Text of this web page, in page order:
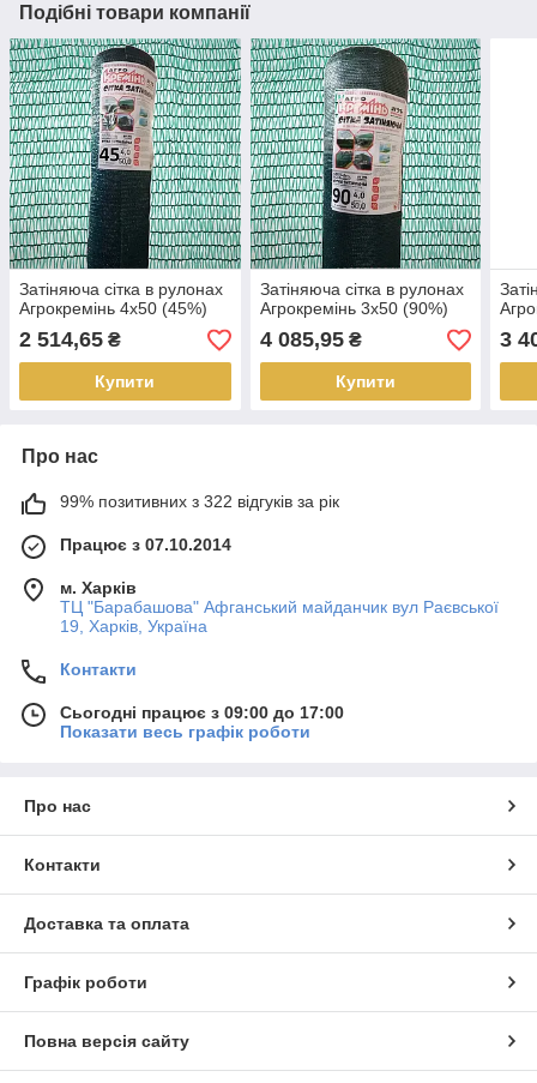
Подібні товари компанії
Затіняюча сітка в рулонах
Агрокремінь 4х50 (45%)
2 514,65 ₴
Купити
Затіняюча сітка в рулонах
Агрокремінь 3х50 (90%)
4 085,95₴
Купити
3
Про нас
99% позитивних з 322 відгуків за рік
Працює з 07.10.2014
м. Харків
ТЦ "Барабашова" Афганський майданчик вул Раєвської
19, Харків, Україна
Контакти
Сьогодні працює з 09:00 до 17:00
Показати весь графік роботи
Про нас
Контакти
Доставка та оплата
Графік роботи
Повна версія сайту